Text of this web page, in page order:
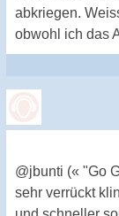
abkriegen.
obwohl ich das
@jbunti (« "Go
sehr verrückt